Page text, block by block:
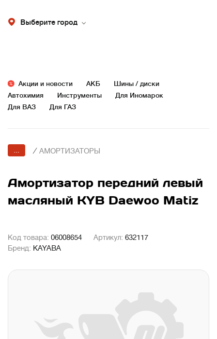
Выберите город
Акции и новости АКБ
Шины / диски
Автохимия
Инструменты
Для Иномарок
Для ВАЗ
Для ГАЗ
... / АМОРТИЗАТОРЫ
Амортизатор передний левый
масляный KYB Daewoo Matiz
Код товара: 06008654 Артикул: 632117
Бренд: KAYABA